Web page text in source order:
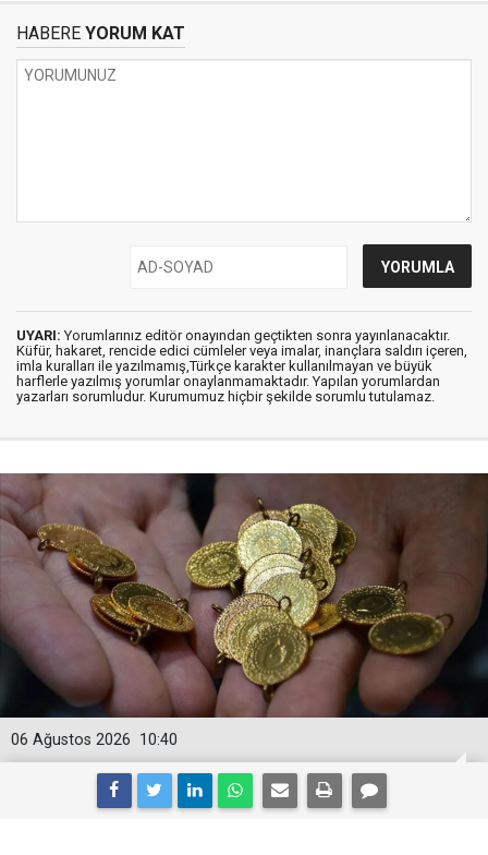
HABERE YORUM KAT
UYARI: Yorumlarınız editör onayından geçtikten sonra yayınlanacaktır.
Küfür, hakaret, rencide edici cümleler veya imalar, inançlara saldırı içeren,
imla kuralları ile yazılmamış,Türkçe karakter kullanılmayan ve büyük
harflerle yazılmış yorumlar onaylanmamaktadır. Yapılan yorumlardan
yazarları sorumludur. Kurumumuz hiçbir şekilde sorumlu tutulamaz.
10:40
06 Ağustos 2026